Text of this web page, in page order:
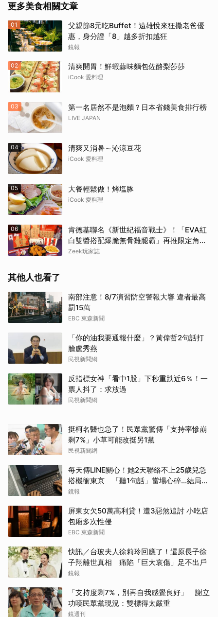
更多美食相關文章
01
父親節8元吃Buffet！遠雄悅來狂撒老爸優
惠，身分證「8」越多折扣越狂
鏡報
02 清爽開胃！鮮蝦蒜味麵包佐酪梨莎莎
iCook 愛料理
03 第一名居然不是泡麵？日本省錢美食排行榜
LIVE JAPAN
04 清爽又消暑～沁涼豆花
iCook 愛料理
05 大餐輕鬆做！烤塩豚
iCook 愛料理
06
肯德基聯名《新世紀福音戰士》！「EVA紅
白雙醬搭配爆脆無骨雞腿霸」再推限定角色
卡、周邊必搶收
Zeek玩家誌
其他人也看了
南部注意！8/7演習防空警報大響 違者最高
罰15萬
EBC 東森新聞
「你的油我要通報什麼」？黃偉哲2句話打
臉盧秀燕
民視新聞網
反指標女神「看中1股」下秒重跌近6％！一
票人抖了：求放過
民視新聞網
挺柯名醫也急了！民眾黨驚傳「支持率慘崩
剩7%」小草可能改挺另1黨
民視新聞網
每天傳LINE關心！她2天聯絡不上25歲兒急
搭機衝東京 「聽1句話」當場心碎...結局看
哭網
鏡報
屏東女欠50萬高利貸！遭3惡煞追討 小吃店
包廂多次性侵
EBC 東森新聞
快訊／台玻夫人徐莉玲回應了！還原長子徐
子翔離世真相 痛陷「巨大哀傷」足不出戶
鏡報
「支持度剩7%，別再自我感覺良好」 謝立
功嘆民眾黨現況：雙標得太嚴重
鏡週刊